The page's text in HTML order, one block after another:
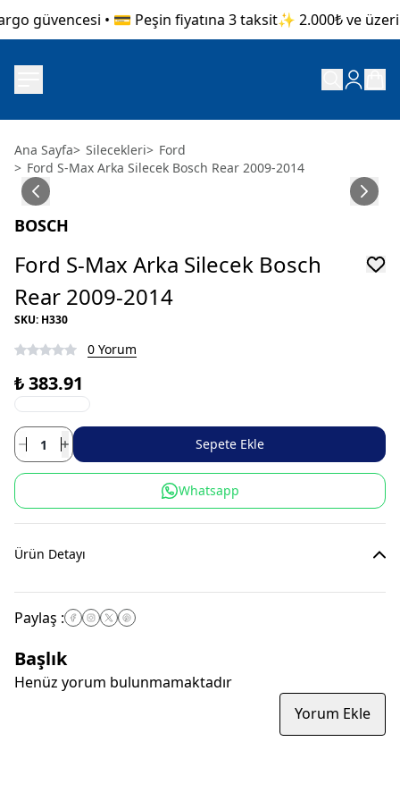
güvencesi • 💳 Peşin fiyatına 3 taksit✨ 2.000₺ ve üzeri
Ana Sayfa> Silecekleri> Ford
> Ford S-Max Arka Silecek Bosch Rear 2009-2014
BOSCH
Ford S-Max Arka Silecek Bosch
Rear 2009-2014
SKU: H330
0 Yorum
₺ 383.91
Sepete Ekle
Whatsapp
Ürün Detayı
Paylaş :
Başlık
Henüz yorum bulunmamaktadır
Yorum Ekle